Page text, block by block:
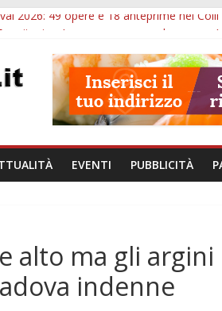
2026: 49 opere e 18 anteprime nei Colli
ore 21: lavoratore morto, credito sul
visite ed escursioni fino a settembre
di Padova: 5 funzionari, domande entro
EVENTI PUBBLICITÀ
alto ma gli argini
indenne